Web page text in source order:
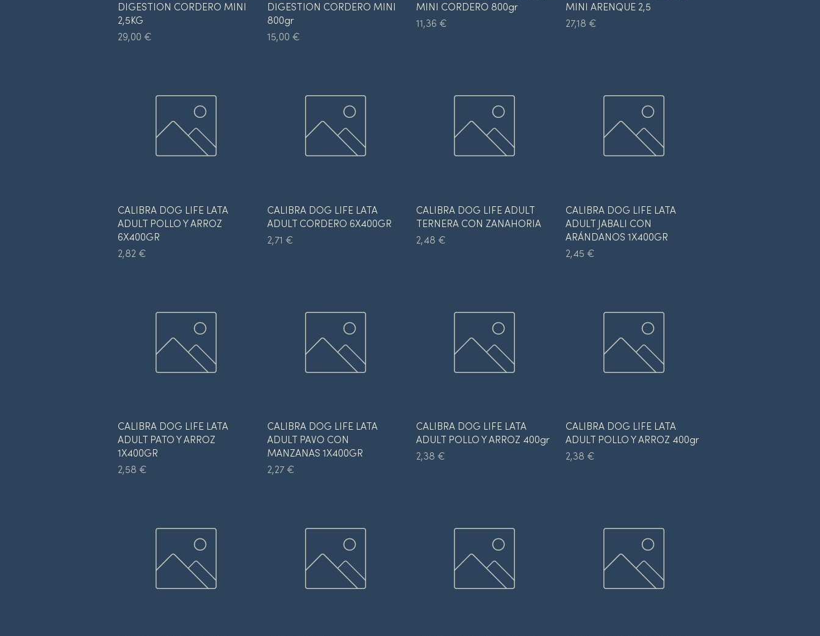
DIGESTION CORDERO MINI
2,5KG
Precio
29,00 €
DIGESTION CORDERO MINI
800gr
Precio
15,00 €
MINI CORDERO 800gr
Precio
11,36 €
MINI ARENQUE 2,5
Precio
27,18 €
Vista rápida
CALIBRA DOG LIFE LATA
ADULT POLLO Y ARROZ
6X400GR
Precio
2,82 €
Vista rápida
CALIBRA DOG LIFE LATA
ADULT CORDERO 6X400GR
Precio
2,71 €
Vista rápida
CALIBRA DOG LIFE ADULT
TERNERA CON ZANAHORIA
Precio
2,48 €
Vista rápida
CALIBRA DOG LIFE LATA
ADULT JABALI CON
ARÁNDANOS 1X400GR
Precio
2,45 €
Vista rápida
CALIBRA DOG LIFE LATA
ADULT PATO Y ARROZ
1X400GR
Precio
2,58 €
Vista rápida
CALIBRA DOG LIFE LATA
ADULT PAVO CON
MANZANAS 1X400GR
Precio
2,27 €
Vista rápida
CALIBRA DOG LIFE LATA
ADULT POLLO Y ARROZ 400gr
Precio
2,38 €
Vista rápida
CALIBRA DOG LIFE LATA
ADULT POLLO Y ARROZ 400gr
Precio
2,38 €